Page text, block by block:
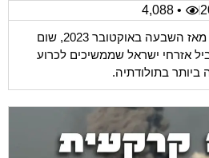
• 4,088
למרות שעברה שנה שלמה מאז השבעה באוקטובר 2023, שום
אזרחי ישראל שממשיכים לכרוע
בתולודתיה.